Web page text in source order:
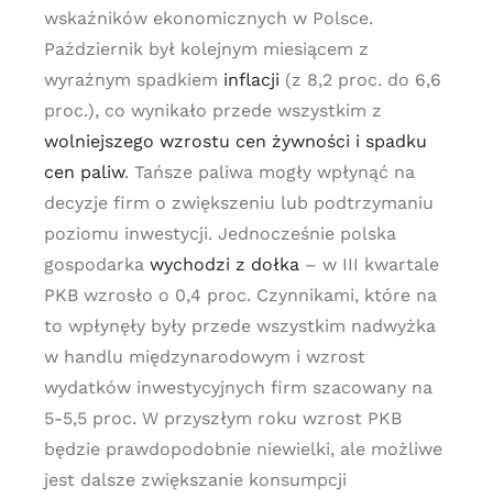
wskaźników ekonomicznych w Polsce.
Październik był kolejnym miesiącem z
wyraźnym spadkiem inflacji (z 8,2 proc. do 6,6
proc.), co wynikało przede wszystkim z
wolniejszego wzrostu cen żywności i spadku
cen paliw. Tańsze paliwa mogły wpłynąć na
decyzje firm o zwiększeniu lub podtrzymaniu
poziomu inwestycji. Jednocześnie polska
gospodarka wychodzi z dołka– w III kwartale
PKB wzrosło o 0,4 proc. Czynnikami, które na
to wpłynęły były przede wszystkim nadwyżka
w handlu międzynarodowym i wzrost
wydatków inwestycyjnych firm szacowany na
5-5,5 proc. W przyszłym roku wzrost PKB
będzie prawdopodobnie niewielki, ale możliwe
jest dalsze zwiększanie konsumpcji